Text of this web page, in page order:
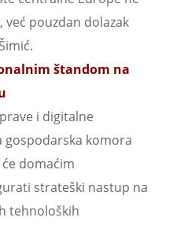
pouzdan dolazak
štandom na
i digitalne
komora
domaćim
strateški nastup na
tehnoloških